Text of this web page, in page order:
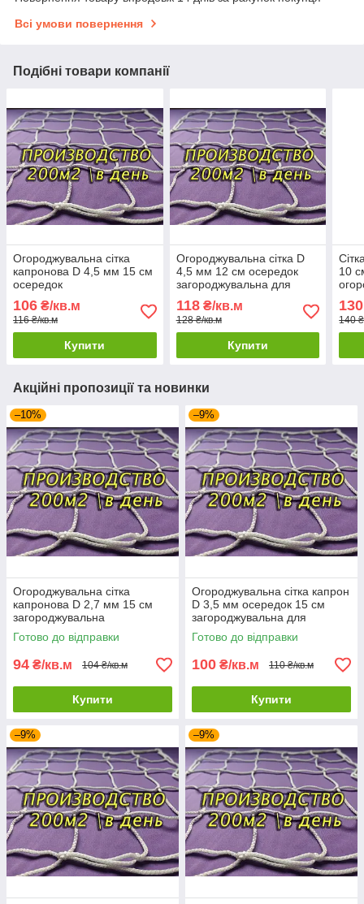
Всі умови повернення
Подібні товари компанії
Огороджувальна сітка
капронова D 4,5 мм 15 см
осередок
загороджувальна для
спортзалів стадіонів,
спортмайданчиків
106 ₴/кв.м
116 ₴/кв.м
Купити
Огороджувальна сітка D
4,5 мм 12 см осередок
загороджувальна для
спортзалів стадіонів,
спортмайданчиків
118₴/кв.м
128 ₴/кв.м
Купити
10
130
140
Акційні пропозиції та новинки
–10%
Огороджувальна сітка
капронова D 2,7 мм 15 см
загороджувальна
огороджувальна для
стадіонів спортзалів
Готово до відправки
94 ₴/кв.м 104 ₴/кв.м
Купити
–9%
Огороджувальна сітка капрон
D 3,5 мм осередок 15 см
загороджувальна для
стадіонів спортзалів
Готово до відправки
100 ₴/кв.м 110 ₴/кв.м
Купити
–9% –9%